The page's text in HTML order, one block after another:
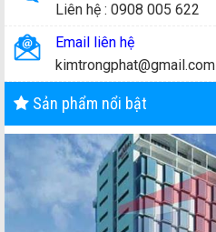
Liên hệ : 0908 005 622
Email liên hệ
kimtrongphat@gmail.com
Sản phẩm nổi bật